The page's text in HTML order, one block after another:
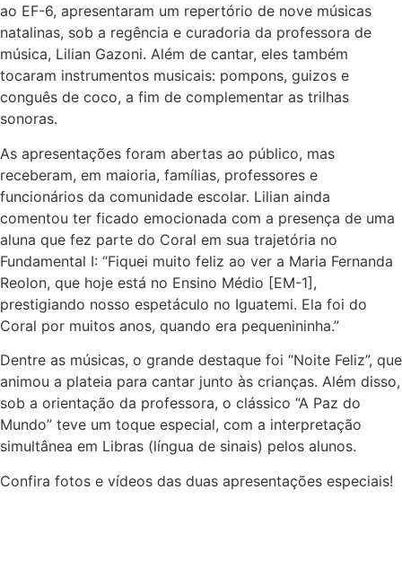
ao EF-6, apresentaram um repertório de nove músicas
natalinas, sob a regência e curadoria da professora de
música, Lilian Gazoni. Além de cantar, eles também
tocaram instrumentos musicais: pompons, guizos e
conguês de coco, a fim de complementar as trilhas
sonoras.
As apresentações foram abertas ao público, mas
receberam, em maioria, famílias, professores e
funcionários da comunidade escolar. Lilian ainda
comentou ter ficado emocionada com a presença de uma
aluna que fez parte do Coral em sua trajetória no
Fundamental I: “Fiquei muito feliz ao ver a Maria Fernanda
Reolon, que hoje está no Ensino Médio [EM-1],
prestigiando nosso espetáculo no Iguatemi. Ela foi do
Coral por muitos anos, quando era pequenininha.”
Dentre as músicas, o grande destaque foi “Noite Feliz”, que
animou a plateia para cantar junto às crianças. Além disso,
sob a orientação da professora, o clássico “A Paz do
Mundo” teve um toque especial, com a interpretação
simultânea em Libras (língua de sinais) pelos alunos.
Confira fotos e vídeos das duas apresentações especiais!